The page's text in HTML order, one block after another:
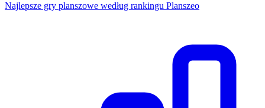
Najlepsze gry planszowe według rankingu Planszeo